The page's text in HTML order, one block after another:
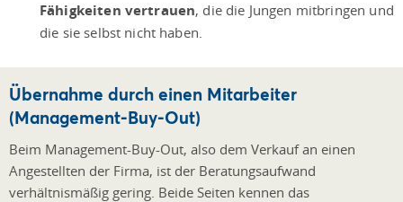
Fähigkeiten vertrauen, die die Jungen mitbringen und
die sie selbst nicht haben.
Übernahme durch einen Mitarbeiter
(Management-Buy-Out)
Beim Management-Buy-Out, also dem Verkauf an einen
Angestellten der Firma, ist der Beratungsaufwand
verhältnismäßig gering. Beide Seiten kennen das